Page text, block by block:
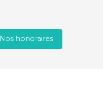
Nos honoraires